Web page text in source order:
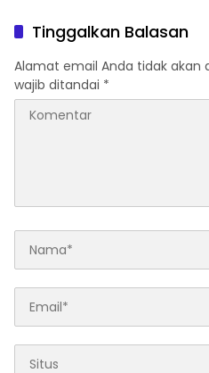
Kendaraan Operationional
Pamapta
Tinggalkan Balasan
Alamat email Anda tidak akan
wajib ditandai *